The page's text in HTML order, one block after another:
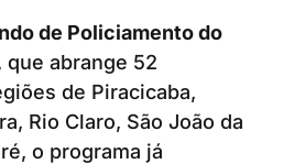
de Policiamento do
que abrange 52
de Piracicaba,
Rio Claro, São João da
o programa já